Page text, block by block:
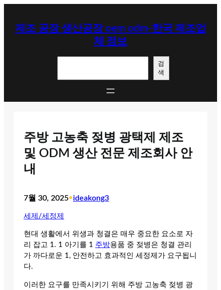
제조 공장 생산공장 oem odm-한국 제조업
체 정보
검
색
주방 고농축 젖병 광택제 제조
및 ODM 생산 전문 제조회사 안
내
7월 30, 2025•ideakong3
세제/세정제
현대 생활에서 위생과 청결은 매우 중요한 요소로 자
리 잡고 1. 1 아기를 1 주방용품 중 젖병은 청결 관리
가 까다로운 1, 안전하고 효과적인 세정제가 요구됩니
다.
이러한 요구를 만족시키기 위해 주방 고농축 젖병 광